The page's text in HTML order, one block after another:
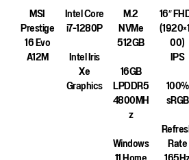
MSI
Prestige
16 Evo
A12M
Intel Core
i7-1280P
Intel Iris
Xe
Graphics
M.2
NVMe
512GB
16GB
LPDDR5
4800MH
z
Windows
16″
00)
IPS
100%
sRGB
Rate